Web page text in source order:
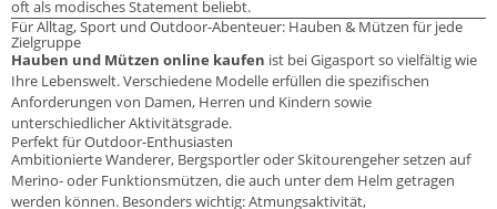
oft als modisches Statement beliebt.
Für Alltag, Sport und Outdoor-Abenteuer: Hauben & Mützen für jede
Zielgruppe
Hauben und Mützen online kaufen ist bei Gigasport so vielfältig wie
Ihre Lebenswelt. Verschiedene Modelle erfüllen die spezifischen
Anforderungen von Damen, Herren und Kindern sowie
unterschiedlicher Aktivitätsgrade.
Perfekt für Outdoor-Enthusiasten
Ambitionierte Wanderer, Bergsportler oder Skitourengeher setzen auf
Merino- oder Funktionsmützen, die auch unter dem Helm getragen
werden können. Besonders wichtig: Atmungsaktivität,